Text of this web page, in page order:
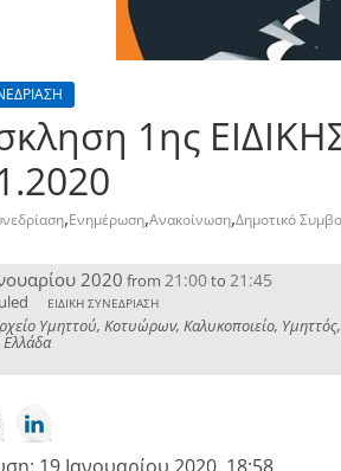
1ης
,Ενημέρωση,Ανακοίνωση,Δημοτικό
2020 from 21:00to 21:45
ΕΙΔΙΚΗ ΣΥΝΕΔΡΙΑΣΗ
Υμηττού, Κοτυώρων, Καλυκοποιείο,